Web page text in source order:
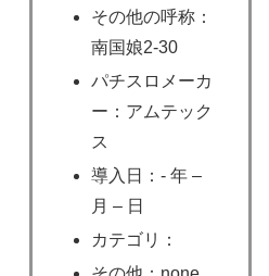
その他の呼称：
南国娘2-30
パチスロメーカ
ー：アムテック
ス
導入日：- 年 –
月 – 日
カテゴリ：